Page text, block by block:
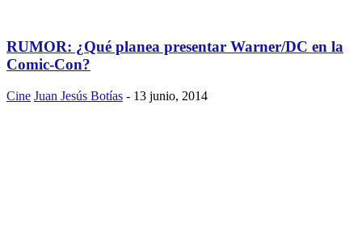
RUMOR: ¿Qué planea presentar Warner/DC en la
Comic-Con?
Cine Juan Jesús Botías - 13 junio, 2014